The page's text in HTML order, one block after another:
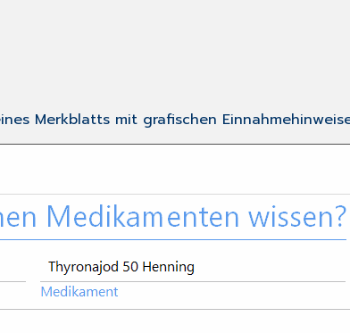
Merkblatts mit grafischen